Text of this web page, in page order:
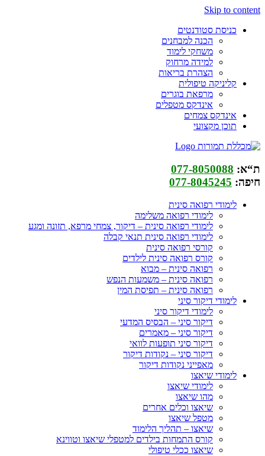
Skip to content
כניסת סטודנטים
הכנה למבחנים
משחקי לימוד
למידה מרחוק
הצהרת בריאות
קליניקה טיפולית
מרפאת בוגרים
אינדקס מטפלים
אינדקס צמחים
תוכן מקצועי
ת“א: 077-8050088
חיפה: 077-8045245
לימודי רפואה סינית
לימודי רפואה משלימה
לימודי רפואה סינית – דיקור, צמחי מרפא, תזונה ומגע
לימודי רפואה סינית תנאי קבלה
קורסי רפואה סינית
קורס רפואה סינית לילדים
רפואה סינית – מבוא
רפואה סינית – משמעות הנפש
רפואה סינית – תפיסת המין
לימודי דיקור סיני
לימודי דיקור סיני
דיקור סיני – הבסיס המדעי
דיקור סיני – מאמרים
דיקור סיני תופעות לוואי
דיקור סיני – נקודות דיקור
מאפייני נקודות דיקור
לימודי שיאצו
לימודי שיאצו
מהו שיאצו
שיאצו וכלים אחרים
מטפל שיאצו
שיאצו – תהליך הלימוד
קורס התמחות בילדים למטפלי שיאצו וטווינא
שיאצו ככלי טיפולי